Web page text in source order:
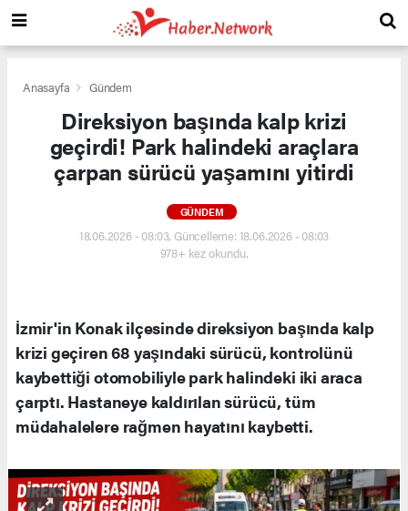
Anasayfa Gündem
Direksiyon başında kalp krizi
geçirdi! Park halindeki araçlara
çarpan sürücü yaşamını yitirdi
GÜNDEM
18.06.2026 - 08:03, Güncelleme: 18.06.2026 - 08:03
978+ kez okundu.
İzmir'in Konak ilçesinde direksiyon başında kalp
krizi geçiren 68 yaşındaki sürücü, kontrolünü
kaybettiği otomobiliyle park halindeki iki araca
çarptı. Hastaneye kaldırılan sürücü, tüm
müdahalelere rağmen hayatını kaybetti.